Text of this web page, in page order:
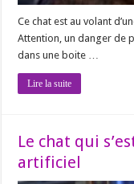
Ce chat est au volant
Attention, un danger de
dans une boite …
Lire la suite
Le chat qui
artificiel